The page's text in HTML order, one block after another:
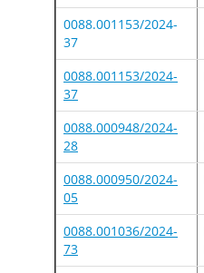
0088.001153/2024-
37
0088.001153/2024-
37
0088.000948/2024-
28
0088.000950/2024-
05
0088.001036/2024-
73